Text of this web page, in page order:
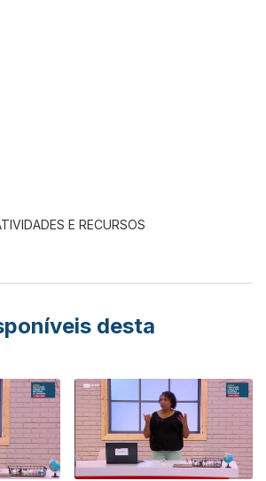
E RECURSOS
desta